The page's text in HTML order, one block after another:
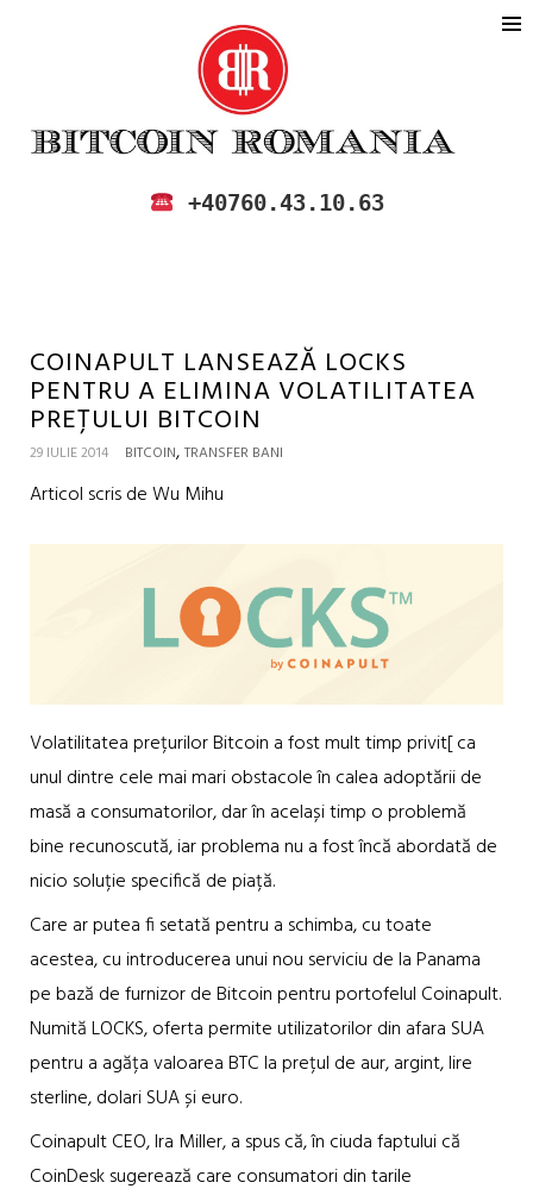
BITCOIN ROMANIA
CUMPARA SI VINDE BITCOIN IN
+40760.43.10.63
COINAPULT LANSEAZĂ LOCKS
PENTRU A ELIMINA VOLATILITATEA
PREȚULUI BITCOIN
29 IULIE 2014 BITCOIN, TRANSFER BANI
Articol scris de Wu Mihu
Volatilitatea prețurilor Bitcoin a fost mult timp privit[ ca
unul dintre cele mai mari obstacole în calea adoptării de
masă a consumatorilor, dar în același timp o problemă
bine recunoscută, iar problema nu a fost încă abordată de
nicio soluție specifică de piață.
Care ar putea fi setată pentru a schimba, cu toate
acestea, cu introducerea unui nou serviciu de la Panama
pe bază de furnizor de Bitcoin pentru portofelul Coinapult.
Numită LOCKS, oferta permite utilizatorilor din afara SUA
pentru a agăța valoarea BTC la prețul de aur, argint, lire
sterline, dolari SUA și euro.
Coinapult CEO, Ira Miller, a spus că, în ciuda faptului că
CoinDesk sugerează care consumatori din tarile